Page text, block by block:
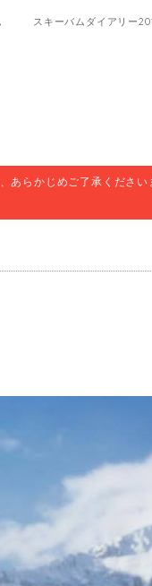
スキーバムダイアリー
あらかじめご了承くださ